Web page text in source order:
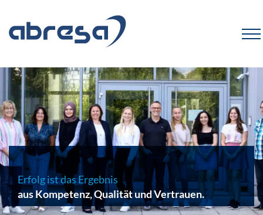
Erfolg ist das Ergebnis
aus Kompetenz, Qualität und Vertrauen.